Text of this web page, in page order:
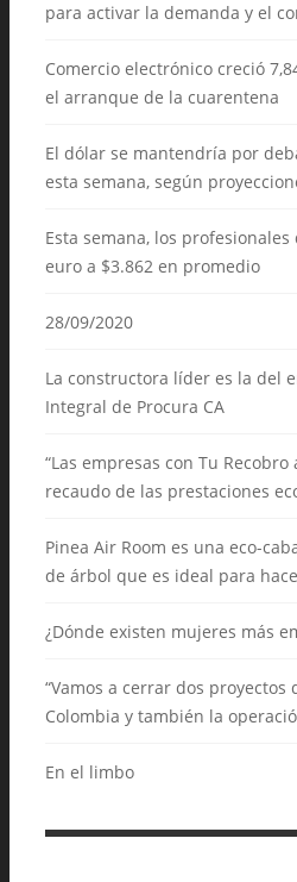
para activar la demanda y el
Comercio electrónico creció
el arranque de la cuarentena
El dólar se mantendría por
esta semana, según
Esta semana, los
euro a $3.862 en promedio
28/09/2020
La constructora líder es la del
Integral de Procura CA
“Las empresas con Tu
recaudo de las prestaciones
Pinea Air Room es una eco-
de árbol que es ideal para
¿Dónde existen mujeres más
“Vamos a cerrar dos proyectos
Colombia y también la
En el limbo